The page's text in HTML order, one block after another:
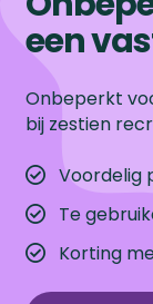
een
Onbeperkt
bij zestien
Voordelig
Te
Korting